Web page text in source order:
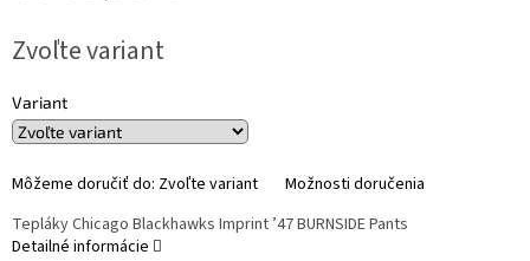
cena:
Zvoľte variant
Variant
Môžeme doručiť do: Zvoľte variant Možnosti doručenia
Tepláky Chicago Blackhawks Imprint ’47 BURNSIDE Pants
Detailné informácie